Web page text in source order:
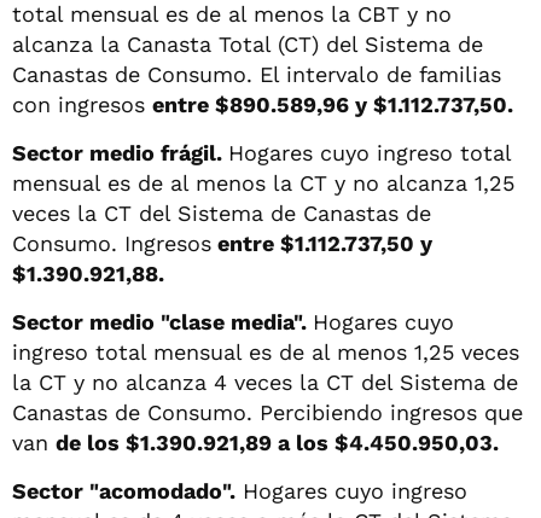
total mensual es de al menos la CBT y no
alcanza la Canasta Total (CT) del Sistema de
Canastas de Consumo. El intervalo de familias
con ingresos entre $890.589,96 y $1.112.737,50.
Sector medio frágil. Hogares cuyo ingreso total
mensual es de al menos la CT y no alcanza 1,25
veces la CT del Sistema de Canastas de
Consumo. Ingresos entre $1.112.737,50 y
$1.390.921,88.
Sector medio "clase media". Hogares cuyo
ingreso total mensual es de al menos 1,25 veces
la CT y no alcanza 4 veces la CT del Sistema de
Canastas de Consumo. Percibiendo ingresos que
van de los $1.390.921,89 a los $4.450.950,03.
Sector "acomodado". Hogares cuyo ingreso